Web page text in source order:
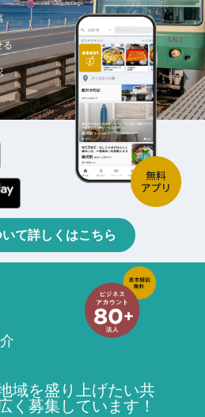
る
て詳しくはこちら
域を盛り上げたい共
く募集しています！